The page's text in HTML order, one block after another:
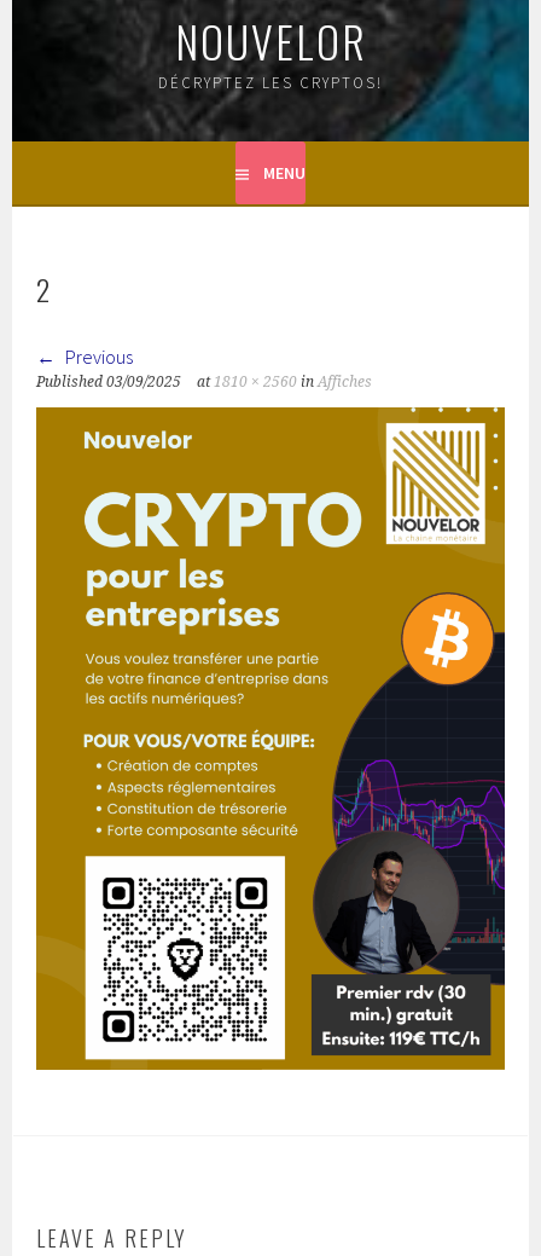
NOUVELOR
DÉCRYPTEZ LES CRYPTOS!
MENU
2
Previous
Published03/09/2025 at1810 × 2560 inAffiches
LEAVE A REPLY